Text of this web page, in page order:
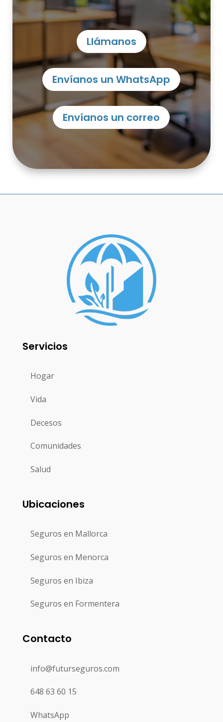
Llámanos
Envíanos un WhatsApp
Envíanos un correo
Servicios
Hogar
Vida
Decesos
Comunidades
Salud
Ubicaciones
Seguros en Mallorca
Seguros en Menorca
Seguros en Ibiza
Seguros en Formentera
Contacto
info@futurseguros.com
648 63 60 15
WhatsApp